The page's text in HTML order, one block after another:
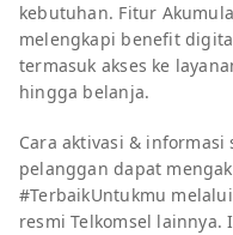
kebutuhan. Fitur
melengkapi benefit
termasuk akses ke
hingga belanja.
Cara aktivasi & informasi
pelanggan dapat
#TerbaikUntukmu
resmi Telkomsel